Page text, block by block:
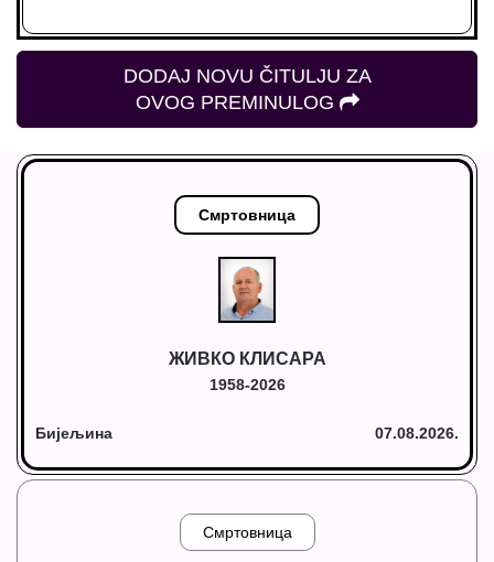
DODAJ NOVU ČITULJU ZA
OVOG PREMINULOG
Смртовница
ЖИВКО КЛИСАРА
1958-2026
Бијељина 07.08.2026.
Смртовница